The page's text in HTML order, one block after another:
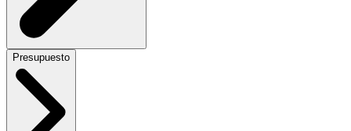
Presupuesto